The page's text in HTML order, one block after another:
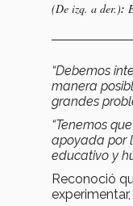
(De izq. a der.):
“Debemos
manera
grandes
“Tenemos
apoyada por
educativo y
Reconoció
experimentar,